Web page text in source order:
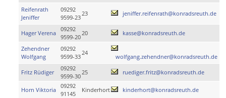
Reifenrath
Jeniffer
09292
9599-23
23 jeniffer.reifenrath@konradsreuth.de
Hager Verena
09292
9599-20
20 kasse@konradsreuth.de
Zehendner
Wolfgang
09292
9599-33
24
wolfgang.zehendner@konradsreuth.de
Fritz Rüdiger
09292
9599-30
25 ruediger.fritz@konradsreuth.de
Horn Viktoria
09292
91145
Kinderhort kinderhort@konradsreuth.de